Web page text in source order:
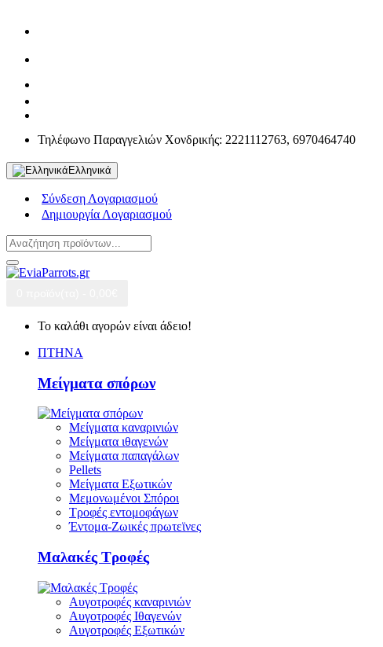
Τηλέφωνο Παραγγελιών Χονδρικής: 2221112763, 6970464740
Ελληνικά
Σύνδεση Λογαριασμού
Δημιουργία Λογαριασμού
Το καλάθι αγορών είναι άδειο!
ΠΤΗΝΑ
Μείγματα σπόρων
Μείγματα καναρινιών
Μείγματα ιθαγενών
Μείγματα παπαγάλων
Pellets
Μείγματα Εξωτικών
Μεμονωμένοι Σπόροι
Τροφές εντομοφάγων
Έντομα-Ζωικές πρωτεϊνες
Μαλακές Τροφές
Αυγοτροφές καναρινιών
Αυγοτροφές Ιθαγενών
Αυγοτροφές Εξωτικών